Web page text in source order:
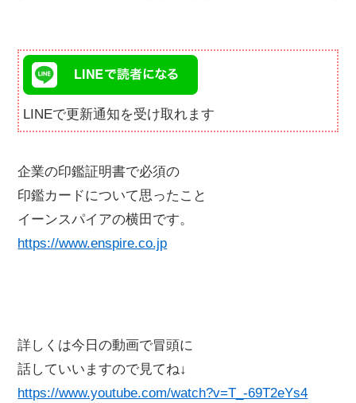
LINEで更新通知を受け取れます
企業の印鑑証明書で必須の
印鑑カードについて思ったこと
イーンスパイアの横田です。
https://www.enspire.co.jp
詳しくは今日の動画で冒頭に
話していいますので見てね↓
https://www.youtube.com/watch?v=T_-69T2eYs4